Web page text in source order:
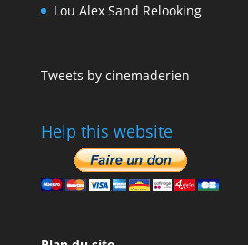
Lou Alex Sand Relooking
Tweets by cinemaderien
Help this website